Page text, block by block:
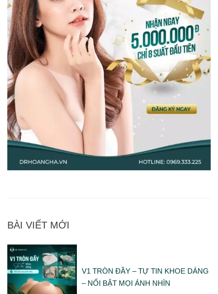
BÀI VIẾT MỚI
V1 TRÒN ĐẦY – TỰ TIN KHOE DÁNG
– NỔI BẬT MỌI ÁNH NHÌN